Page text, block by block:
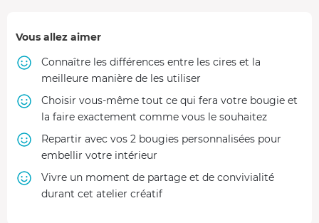
Vous allez aimer
Connaître les différences entre les cires et la
meilleure manière de les utiliser
Choisir vous-même tout ce qui fera votre bougie et
la faire exactement comme vous le souhaitez
Repartir avec vos 2 bougies personnalisées pour
embellir votre intérieur
Vivre un moment de partage et de convivialité
durant cet atelier créatif